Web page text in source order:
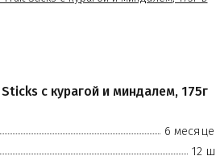
с курагой и миндалем, 175г
6
12